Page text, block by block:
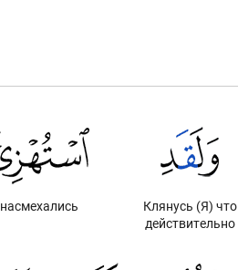
Клянусь (Я) что
действительно
насмехались